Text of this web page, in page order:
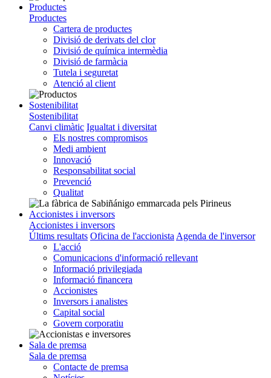
Productes
Productes
Cartera de productes
Divisió de derivats del clor
Divisió de química intermèdia
Divisió de farmàcia
Tutela i seguretat
Atenció al client
Sostenibilitat
Sostenibilitat
Canvi climàtic Igualtat i diversitat
Els nostres compromisos
Medi ambient
Innovació
Responsabilitat social
Prevenció
Qualitat
Accionistes i inversors
Accionistes i inversors
Últims resultats Oficina de l'accionista Agenda de l'inversor
L'acció
Comunicacions d'informació rellevant
Informació privilegiada
Informació financera
Accionistes
Inversors i analistes
Capital social
Govern corporatiu
Sala de premsa
Sala de premsa
Contacte de premsa